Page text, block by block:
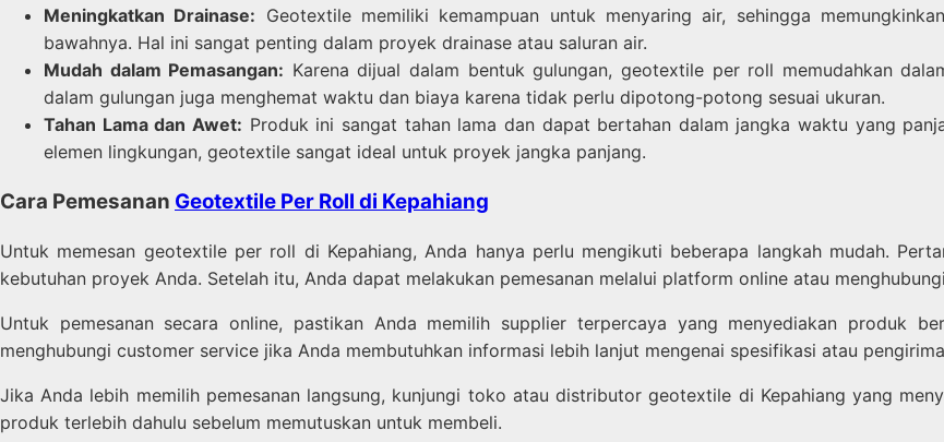
Meningkatkan Drainase: Geotextile memiliki kemampuan untuk menyaring air, sehingga
bawahnya. Hal ini sangat penting dalam proyek drainase atau saluran air.
Mudah dalam Pemasangan: Karena dijual dalam bentuk gulungan, geotextile per roll memudahkan
dalam gulungan juga menghemat waktu dan biaya karena tidak perlu dipotong-potong sesuai ukuran.
Tahan Lama dan Awet: Produk ini sangat tahan lama dan dapat bertahan dalam jangka waktu yang
elemen lingkungan, geotextile sangat ideal untuk proyek jangka panjang.
Cara Pemesanan Geotextile Per Roll di Kepahiang
Untuk memesan geotextile per roll di Kepahiang, Anda hanya perlu mengikuti beberapa langkah mudah.
kebutuhan proyek Anda. Setelah itu, Anda dapat melakukan pemesanan melalui platform online atau
Untuk pemesanan secara online, pastikan Anda memilih supplier terpercaya yang menyediakan produk
menghubungi customer service jika Anda membutuhkan informasi lebih lanjut mengenai spesifikasi atau
Jika Anda lebih memilih pemesanan langsung, kunjungi toko atau distributor geotextile di Kepahiang yang
produk terlebih dahulu sebelum memutuskan untuk membeli.